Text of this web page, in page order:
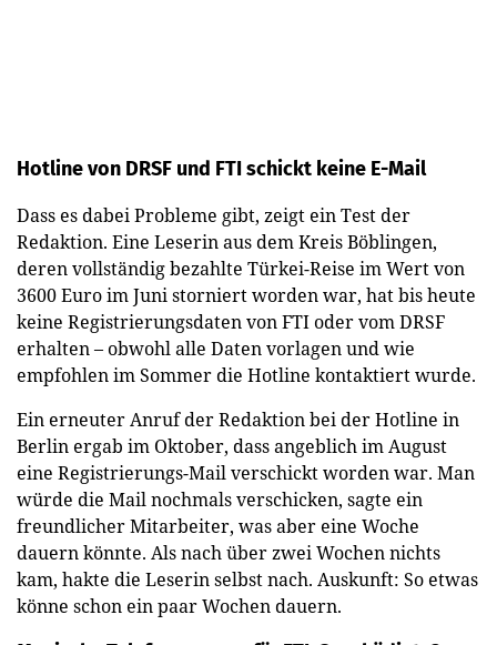
Hotline von DRSF und FTI schickt keine E-Mail
Dass es dabei Probleme gibt, zeigt ein Test der
Redaktion. Eine Leserin aus dem Kreis Böblingen,
deren vollständig bezahlte Türkei-Reise im Wert von
3600 Euro im Juni storniert worden war, hat bis heute
keine Registrierungsdaten von FTI oder vom DRSF
erhalten – obwohl alle Daten vorlagen und wie
empfohlen im Sommer die Hotline kontaktiert wurde.
Ein erneuter Anruf der Redaktion bei der Hotline in
Berlin ergab im Oktober, dass angeblich im August
eine Registrierungs-Mail verschickt worden war. Man
würde die Mail nochmals verschicken, sagte ein
freundlicher Mitarbeiter, was aber eine Woche
dauern könnte. Als nach über zwei Wochen nichts
kam, hakte die Leserin selbst nach. Auskunft: So etwas
könne schon ein paar Wochen dauern.